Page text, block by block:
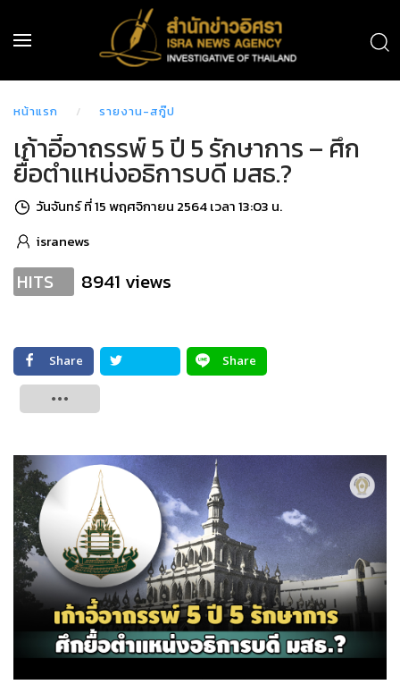
หน้าแรก รายงาน-สกู๊ป
เก้าอี้อาถรรพ์ 5 ปี 5 รักษาการ – ศึก
ยื้อตำแหน่งอธิการบดี มสธ.?
วันจันทร์ ที่ 15 พฤศจิกายน 2564 เวลา 13:03 น.
isranews
HITS 8941 views
Share
Share